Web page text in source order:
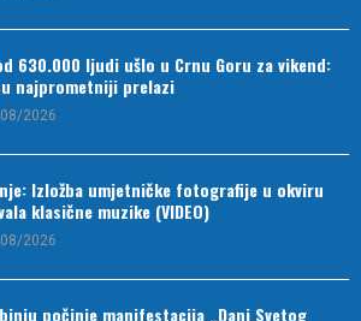
630.000 ljudi ušlo u Crnu Goru za vikend:
najprometniji prelazi
2026
Izložba umjetničke fotografije u okviru
klasične muzike (VIDEO)
2026
počinje manifestacija „Dani Svetog